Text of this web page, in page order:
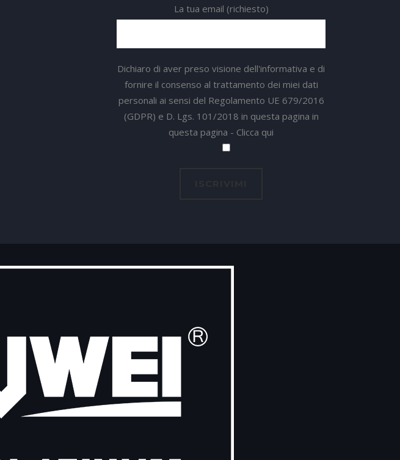
La tua email (richiesto)
Dichiaro di aver preso visione dell'informativa e di
fornire il consenso al trattamento dei miei dati
personali ai sensi del Regolamento UE 679/2016
(GDPR) e D. Lgs. 101/2018 in questa pagina in
questa pagina - Clicca qui